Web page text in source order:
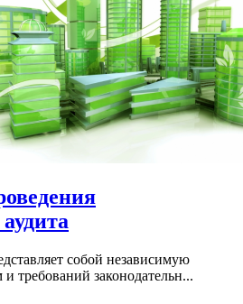
собой независимую
требований законодательн...